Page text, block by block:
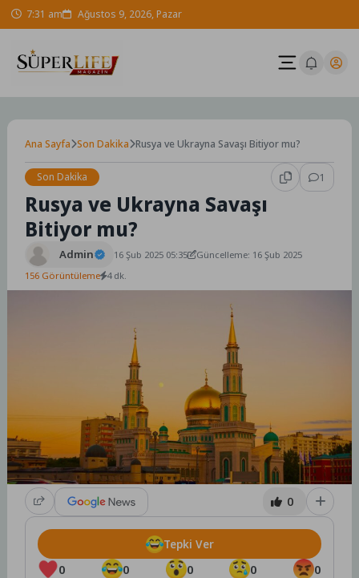
Skip 7:31 am Ağustos 9, 2026, Pazar
Ana Sayfa Son Dakika Rusya ve Ukrayna Savaşı Bitiyor mu?
Son Dakika 1
Rusya ve Ukrayna Savaşı
Bitiyor mu?
Admin 16 Şub 2025 05:35
Güncelleme: 16 Şub 2025
156 Görüntüleme 4 dk.
0
0 0 0 0 0
Tepki Ver